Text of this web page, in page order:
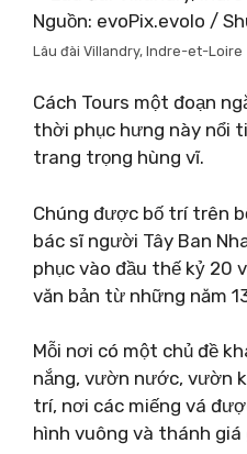
Nguồn: evoPix.evolo /
Lâu đài Villandry, Indre-et-Loire
Cách Tours một đoạn
thời phục hưng này nổi
trang trọng hùng vĩ.
Chúng được bố trí trên
bác sĩ người Tây Ban
phục vào đầu thế kỷ 20
văn bản từ những năm
Mỗi nơi có một chủ đề
nắng, vườn nước, vườn
trí, nơi các miếng vá
hình vuông và thánh giá